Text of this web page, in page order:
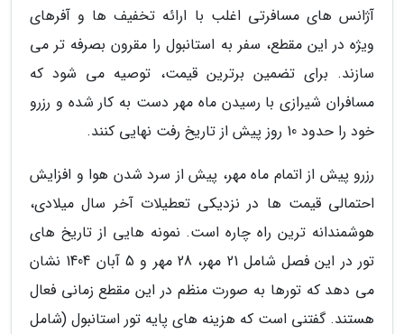
آژانس های مسافرتی اغلب با ارائه تخفیف ها و آفرهای
ویژه در این مقطع، سفر به استانبول را مقرون بصرفه تر می
سازند. برای تضمین برترین قیمت، توصیه می شود که
مسافران شیرازی با رسیدن ماه مهر دست به کار شده و رزرو
خود را حدود 10 روز پیش از تاریخ رفت نهایی کنند.
رزرو پیش از اتمام ماه مهر، پیش از سرد شدن هوا و افزایش
احتمالی قیمت ها در نزدیکی تعطیلات آخر سال میلادی،
هوشمندانه ترین راه چاره است. نمونه هایی از تاریخ های
تور در این فصل شامل 21 مهر، 28 مهر و 5 آبان 1404 نشان
می دهد که تورها به صورت منظم در این مقطع زمانی فعال
هستند. گفتنی است که هزینه های پایه تور استانبول (شامل